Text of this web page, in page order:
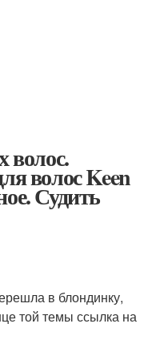
волос.
волос Keen
Судить
в блондинку,
той темы ссылка на